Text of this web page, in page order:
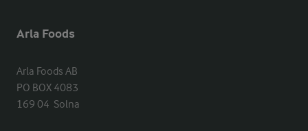
Arla Foods
Arla Foods AB
PO BOX 4083
169 04  Solna